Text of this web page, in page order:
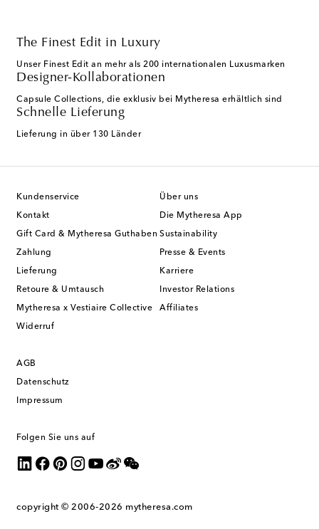
The Finest Edit in Luxury
Unser Finest Edit an mehr als 200 internationalen Luxusmarken
Designer-Kollaborationen
Capsule Collections, die exklusiv bei Mytheresa erhältlich sind
Schnelle Lieferung
Lieferung in über 130 Länder
Kundenservice
Kontakt
Gift Card & Mytheresa Guthaben
Zahlung
Lieferung
Retoure & Umtausch
Mytheresa x Vestiaire Collective
Widerruf
Über uns
Die Mytheresa App
Sustainability
Presse & Events
Karriere
Investor Relations
Affiliates
AGB
Datenschutz
Impressum
Folgen Sie uns auf
copyright © 2006-2026 mytheresa.com